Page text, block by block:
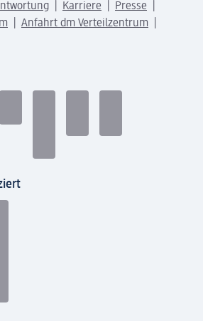
Karriere
Presse
Anfahrt dm Verteilzentrum